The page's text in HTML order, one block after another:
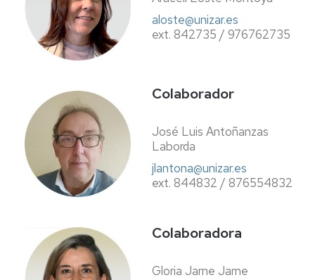
aloste@unizar.es
ext. 842735 / 976762735
Colaborador
José Luis Antoñanzas
Laborda
jlantona@unizar.es
ext. 844832 / 876554832
Colaboradora
Gloria Jarne Jarne